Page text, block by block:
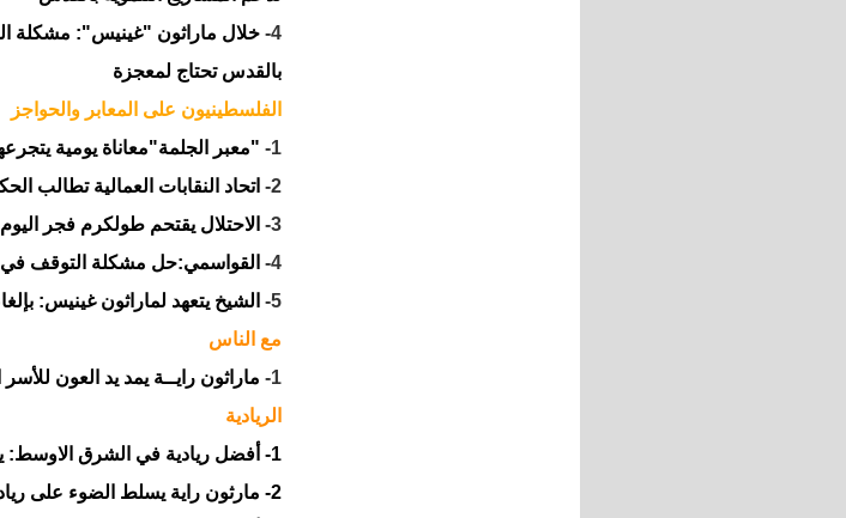
4- خلال ماراثون "غينيس": مشكلة
بالقدس تحتاج لمعجزة
الفلسطينيون على المعابر والحواجز
1-
"معبر الجلمة"معاناة يومية
2-
اتحاد النقابات العمالية تطالب
3-
الاحتلال يقتحم طولكرم فجر اليوم
4-
القواسمي:حل مشكلة التوقف
5-
الشيخ يتعهد لماراثون غينيس:
مع الناس
1-
ماراثون رايــة يمد يد العون للأسر
الريادية
1- أفضل ريادية في الشرق الاوسط: يجب إضاءة الضوء الاحمر لمشكلة البطالة
2- مارثون راية يسلط الضوء على ريادة المرأة الفلسطينية وابداعات الشباب